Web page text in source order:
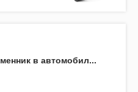
в автомобил...